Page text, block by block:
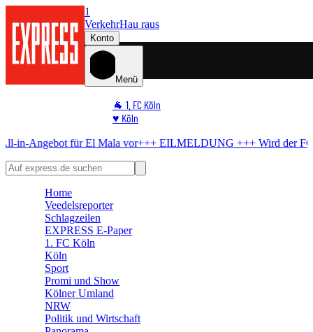
1
VerkehrHau raus
Konto
Menü
🐐 1. FC Köln
♥️ Köln
🏆 Sport
für El Mala vor+++ EILMELDUNG +++Wird der FC schwach?
Home
Veedelsreporter
Schlagzeilen
EXPRESS E-Paper
1. FC Köln
Köln
Sport
Promi und Show
Kölner Umland
NRW
Politik und Wirtschaft